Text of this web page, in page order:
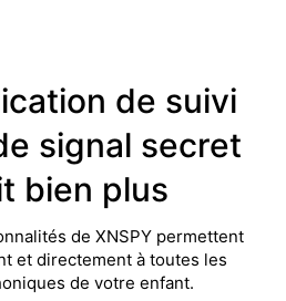
de suivi
signal secret
bien plus
de XNSPY permettent
et directement à toutes les
de votre enfant.